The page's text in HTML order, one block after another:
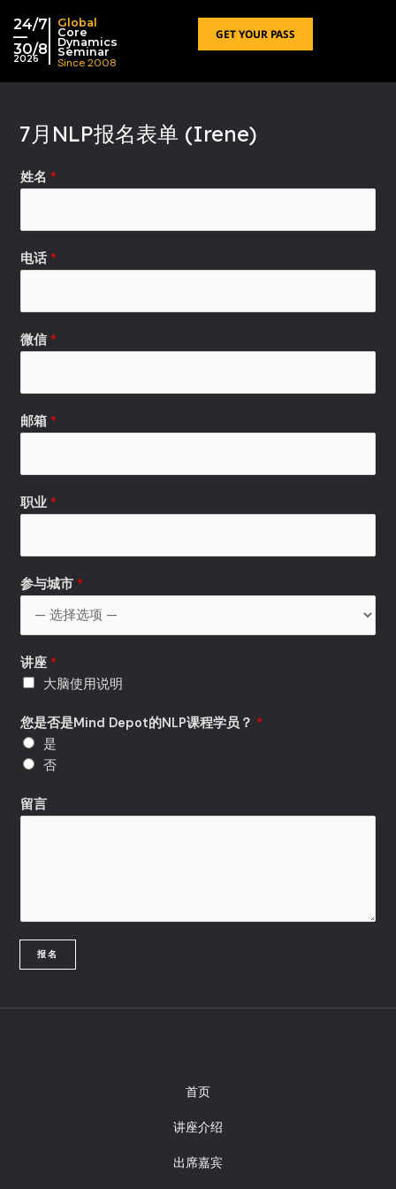
24/7
—
30/8
2026
Global
Core
Dynamics
Seminar
Since 2008
GET YOUR PASS
7月NLP报名表单 (Irene)
姓名 *
*
职
讲
座
电话 *
微信 *
邮箱 *
职业 *
参与城市 *
讲座 *
大脑使用说明
您是否是Mind Depot的NLP课程学员？ *
是
否
留言
报名
首页
讲座介绍
出席嘉宾